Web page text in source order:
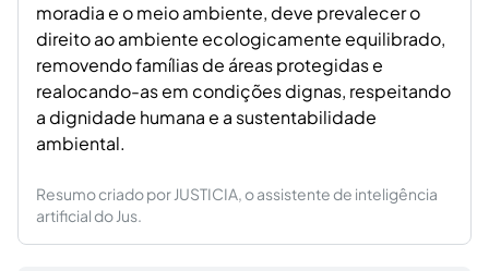
moradia e o meio ambiente, deve prevalecer o
direito ao ambiente ecologicamente equilibrado,
removendo famílias de áreas protegidas e
realocando-as em condições dignas, respeitando
a dignidade humana e a sustentabilidade
ambiental.
Resumo criado por JUSTICIA, o assistente de inteligência
artificial do Jus.